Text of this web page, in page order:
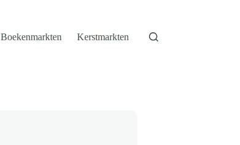
Boekenmarkten Kerstmarkten